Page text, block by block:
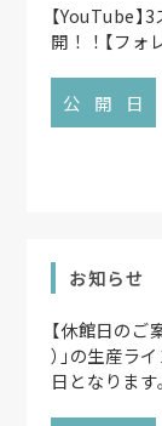
【YouTube】
3
開！！【フォ
公開日
お知らせ
【休館日のご
）」の生産ラ
日となります。